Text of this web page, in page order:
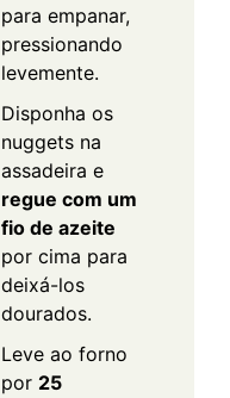
para empanar,
pressionando
levemente.
Disponha os
nuggets na
assadeira e
regue com um
fio de azeite
por cima para
deixá-los
dourados.
Leve ao forno
por 25